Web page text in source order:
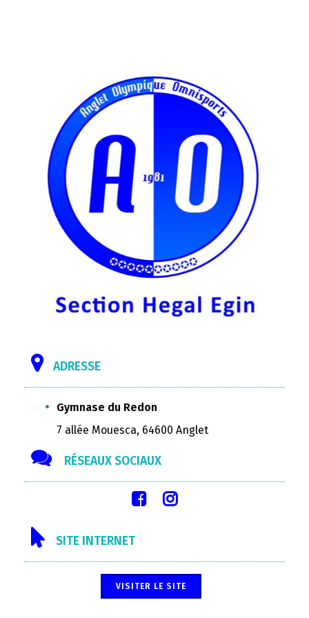
ADRESSE
Gymnase du Redon
7 allée Mouesca, 64600 Anglet
RÉSEAUX SOCIAUX
SITE INTERNET
VISITER LE SITE